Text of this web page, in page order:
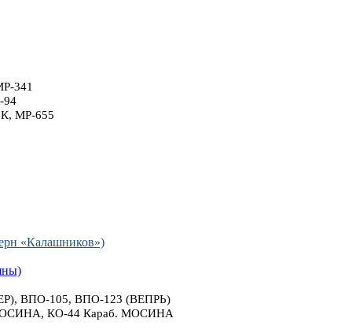
341
94
МР-655
«Калашников»)
ВПО-105, ВПО-123 (ВЕПРЬ)
КО-44 Караб. МОСИНА